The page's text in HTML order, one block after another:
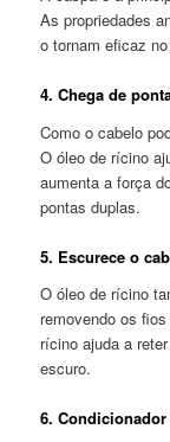
As propriedades
o tornam eficaz
4. Chega de
Como o cabelo
O óleo de rícino
aumenta a força
pontas duplas.
5. Escurece o
O óleo de rícino
removendo os
rícino ajuda a
escuro.
6. Condicionador